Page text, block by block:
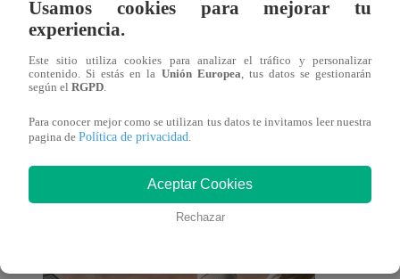
También te puede
interesar
Usamos cookies para mejorar tu
experiencia.
Este sitio utiliza cookies para analizar el tráfico y personalizar
contenido. Si estás en la Unión Europea, tus datos se gestionarán
según el RGPD.
Para conocer mejor como se utilizan tus datos te invitamos leer nuestra
pagina de Política de privacidad.
Aceptar Cookies
Rechazar